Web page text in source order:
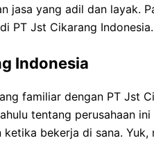
jasa yang adil dan layak.
PT Jst Cikarang
Indonesia
familiar dengan PT Jst
tentang perusahaan
bekerja di sana. Yuk,